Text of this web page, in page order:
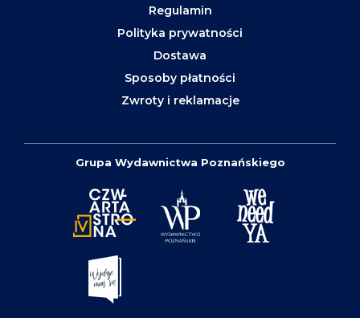
Regulamin
Polityka prywatności
Dostawa
Sposoby płatności
Zwroty i reklamacje
Grupa Wydawnictwa Poznańskiego